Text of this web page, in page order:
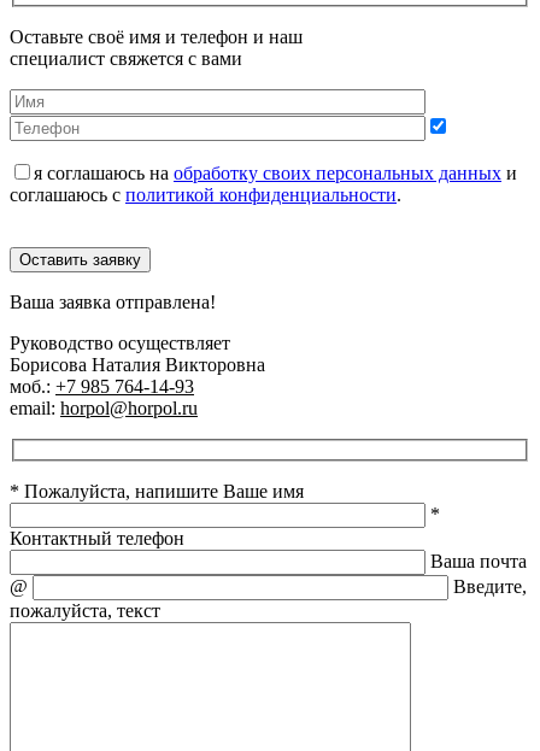
Оставьте своё имя и телефон и наш
специалист свяжется с вами
я соглашаюсь на обработку своих персональных данных и
соглашаюсь с политикой конфиденциальности.
Оставить заявку
Ваша заявка отправлена!
Руководство осуществляет
Борисова Наталия Викторовна
моб.: +7 985 764-14-93
email: horpol@horpol.ru
* Пожалуйста, напишите Ваше имя
*
Контактный телефон
Ваша почта
@
Введите,
пожалуйста, текст